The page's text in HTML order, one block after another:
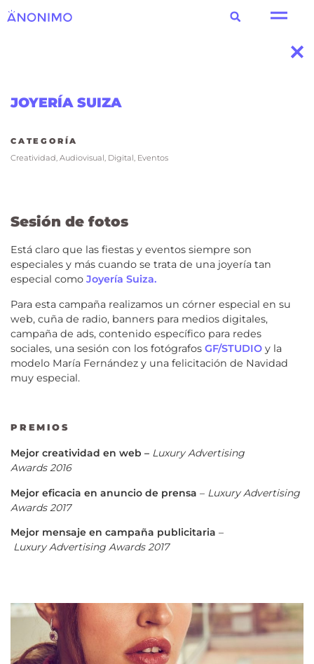
JOYERÍA SUIZA
CATEGORÍA
Creatividad, Audiovisual, Digital, Eventos
Sesión de fotos
Está claro que las fiestas y eventos siempre son
especiales y más cuando se trata de una joyería tan
especial como Joyería Suiza.
Para esta campaña realizamos un córner especial en su
web, cuña de radio, banners para medios digitales,
campaña de ads, contenido específico para redes
sociales, una sesión con los fotógrafos GF/STUDIO y la
modelo María Fernández y una felicitación de Navidad
muy especial.
PREMIOS
Mejor creatividad en web – LuxuryAdvertising
Awards2016
Mejor eficacia en anuncio de prensa – LuxuryAdvertising
Awards2017
Mejor mensaje en campaña publicitaria –
LuxuryAdvertising Awards2017